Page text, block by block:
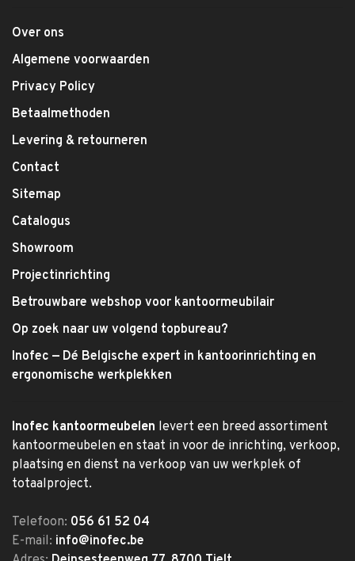
Over ons
Algemene voorwaarden
Privacy Policy
Betaalmethoden
Levering & retourneren
Contact
Sitemap
Catalogus
Showroom
Projectinrichting
Betrouwbare webshop voor kantoormeubilair
Op zoek naar uw volgend topbureau?
Inofec — Dé Belgische expert in kantoorinrichting en
ergonomische werkplekken
Inofec kantoormeubelen levert een breed assortiment
kantoormeubelen en staat in voor de inrichting, verkoop,
plaatsing en dienst na verkoop van uw werkplek of
totaalproject.
Telefoon: 056 61 52 04
E-mail: info@inofec.be